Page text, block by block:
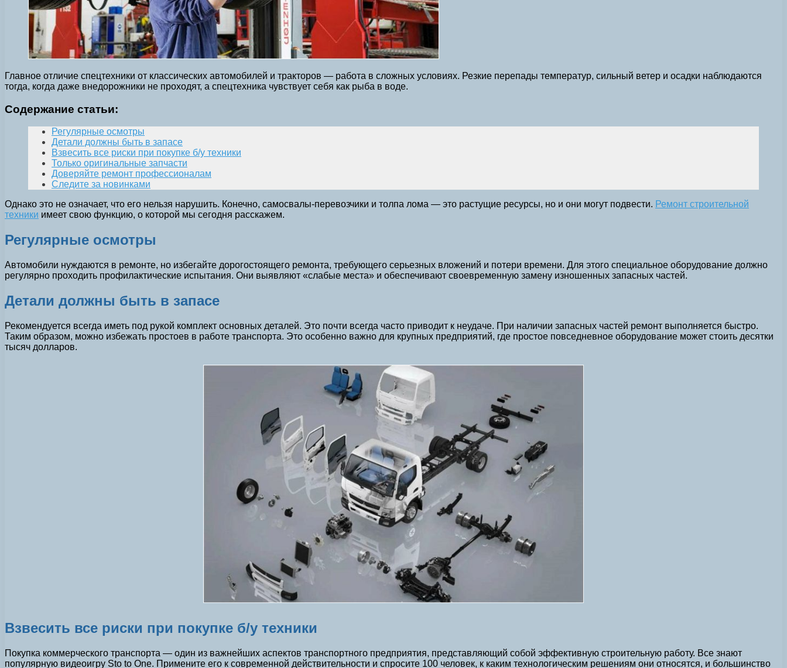
Главное отличие спецтехники от классических автомобилей и тракторов — работа в сложных условиях. Резкие перепады температур, сильный ветер и осадки наблюдаются
тогда, когда даже внедорожники не проходят, а спецтехника чувствует себя как рыба в воде.
Содержание статьи:
Регулярные осмотры
Детали должны быть в запасе
Взвесить все риски при покупке б/у техники
Только оригинальные запчасти
Доверяйте ремонт профессионалам
Следите за новинками
Однако это не означает, что его нельзя нарушить. Конечно, самосвалы-перевозчики и толпа лома — это растущие ресурсы, но и они могут подвести. Ремонт строительной
техники имеет свою функцию, о которой мы сегодня расскажем.
Регулярные осмотры
Автомобили нуждаются в ремонте, но избегайте дорогостоящего ремонта, требующего серьезных вложений и потери времени. Для этого специальное оборудование должно
регулярно проходить профилактические испытания. Они выявляют «слабые места» и обеспечивают своевременную замену изношенных запасных частей.
Детали должны быть в запасе
Рекомендуется всегда иметь под рукой комплект основных деталей. Это почти всегда часто приводит к неудаче. При наличии запасных частей ремонт выполняется быстро.
Таким образом, можно избежать простоев в работе транспорта. Это особенно важно для крупных предприятий, где простое повседневное оборудование может стоить десятки
тысяч долларов.
Взвесить все риски при покупке б/у техники
Покупка коммерческого транспорта — один из важнейших аспектов транспортного предприятия, представляющий собой эффективную строительную работу. Все знают
популярную видеоигру Sto to One. Примените его к современной действительности и спросите 100 человек, к каким технологическим решениям они относятся, и большинство